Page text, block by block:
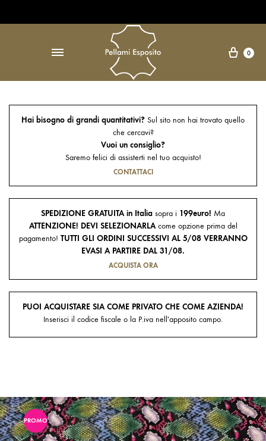
↵
0
Hai bisogno di grandi quantitativi? Sul sito non hai trovato quello
che cercavi?
Vuoi un consiglio?
Saremo felici di assisterti nel tuo acquisto!
CONTATTACI
SPEDIZIONE GRATUITA in Italia sopra i 199euro! Ma
ATTENZIONE! DEVI SELEZIONARLAcome opzione prima del
pagamento! TUTTI GLI ORDINI SUCCESSIVI AL 5/08 VERRANNO
EVASI A PARTIRE DAL 31/08.
ACQUISTA ORA
PUOI ACQUISTARE SIA COME PRIVATO CHE COME AZIENDA!
Inserisci il codice fiscale o la P.iva nell'apposito campo.
PROMO